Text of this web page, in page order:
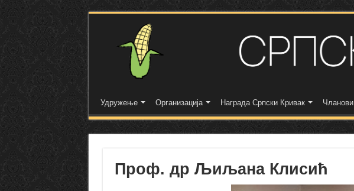
Удружење Организација Награда Српски Кривак Чланови
Проф. др Љиљана Клисић